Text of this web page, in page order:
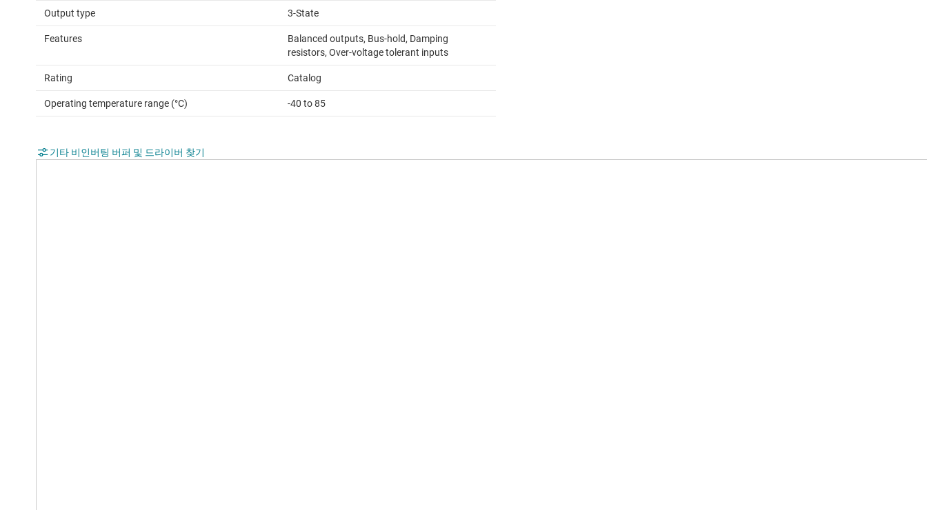
Output type 3-State
Features
Balanced outputs, Bus-hold, Damping
resistors, Over-voltage tolerant inputs
Rating Catalog
Operating temperature range (°C) -40 to 85
기타 비인버팅 버퍼 및 드라이버 찾기